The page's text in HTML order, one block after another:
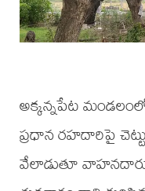
అక్కన్నపేట
ప్రధాన రహదారిపై
వేలాడుతూ